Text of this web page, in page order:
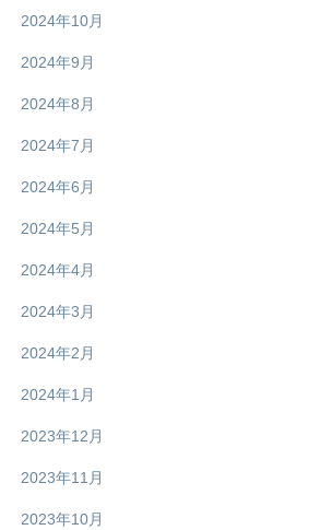
2024年10月
2024年9月
2024年8月
2024年7月
2024年6月
2024年5月
2024年4月
2024年3月
2024年2月
2024年1月
2023年12月
2023年11月
2023年10月